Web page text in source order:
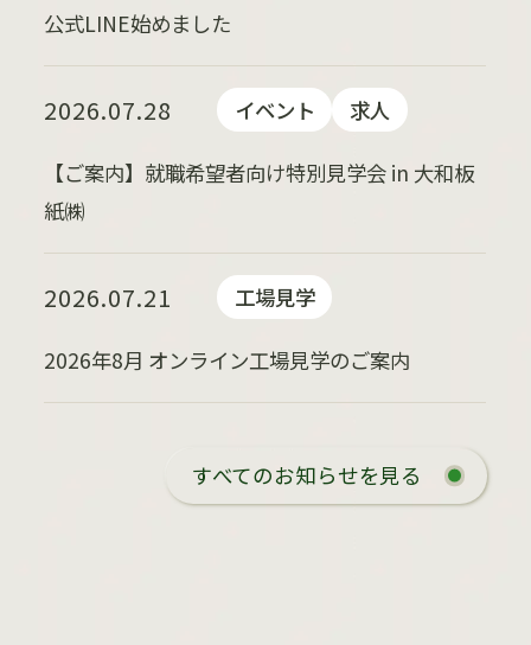
公式LINE始めました
2026.07.28 イベント 求人
【ご案内】就職希望者向け特別見学会 in 大和板
紙㈱
2026.07.21 工場見学
2026年8月 オンライン工場見学のご案内
すべてのお知らせを見る